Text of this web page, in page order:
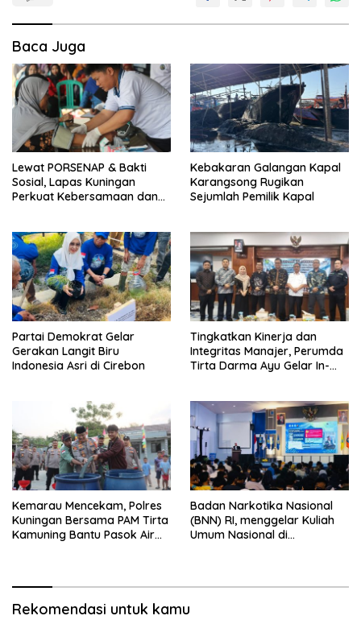
Baca Juga
Lewat PORSENAP & Bakti
Sosial, Lapas Kuningan
Perkuat Kebersamaan dan
Kebakaran Galangan Kapal
Karangsong Rugikan
Sejumlah Pemilik Kapal
Partai Demokrat Gelar
Gerakan Langit Biru
Indonesia Asri di Cirebon
‎Tingkatkan Kinerja dan
Integritas Manajer, Perumda
Tirta Darma Ayu Gelar In-
Kemarau Mencekam, Polres
Kuningan Bersama PAM Tirta
Kamuning Bantu Pasok Air
Badan Narkotika Nasional
(BNN) RI, menggelar Kuliah
Umum Nasional di
Rekomendasi untuk kamu